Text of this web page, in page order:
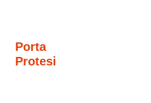
Porta
Protesi